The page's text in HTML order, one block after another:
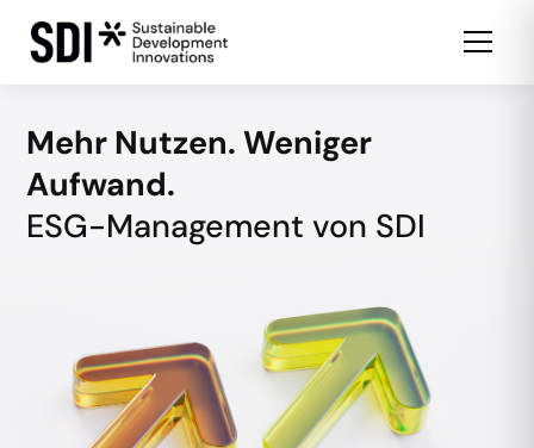
Mehr Nutzen. Weniger
Aufwand.
ESG-Management von SDI